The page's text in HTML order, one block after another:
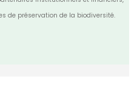
de préservation de la biodiversité.